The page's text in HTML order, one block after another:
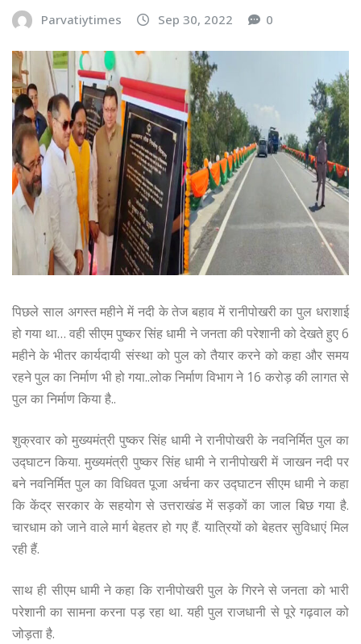
Parvatiytimes Sep 30, 2022 0
पिछले साल अगस्त महीने में नदी के तेज बहाव में रानीपोखरी का पुल धराशाई
हो गया था… वही सीएम पुष्कर सिंह धामी ने जनता की परेशानी को देखते हुए 6
महीने के भीतर कार्यदायी संस्था को पुल को तैयार करने को कहा और समय
रहने पुल का निर्माण भी हो गया..लोक निर्माण विभाग ने 16 करोड़ की लागत से
पुल का निर्माण किया है..
शुक्रवार को मुख्यमंत्री पुष्कर सिंह धामी ने रानीपोखरी के नवनिर्मित पुल का
उद्घाटन किया. मुख्यमंत्री पुष्कर सिंह धामी ने रानीपोखरी में जाखन नदी पर
बने नवनिर्मित पुल का विधिवत पूजा अर्चना कर उद्घाटन सीएम धामी ने कहा
कि केंद्र सरकार के सहयोग से उत्तराखंड में सड़कों का जाल बिछ गया है.
चारधाम को जाने वाले मार्ग बेहतर हो गए हैं. यात्रियों को बेहतर सुविधाएं मिल
रही हैं.
साथ ही सीएम धामी ने कहा कि रानीपोखरी पुल के गिरने से जनता को भारी
परेशानी का सामना करना पड़ रहा था. यही पुल राजधानी से पूरे गढ़वाल को
जोड़ता है.